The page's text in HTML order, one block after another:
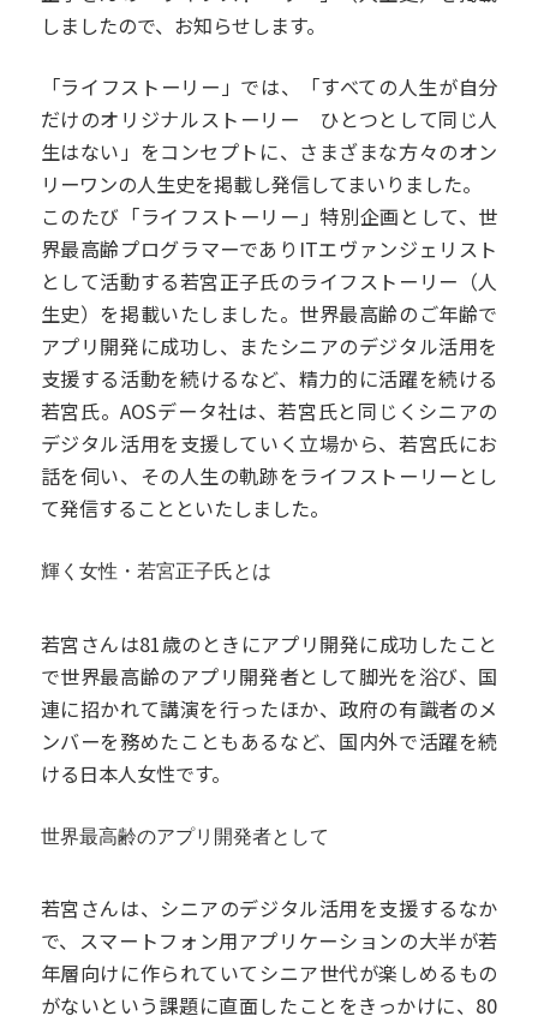
しましたので、お知らせします。
「ライフストーリー」では、「すべての人生が自分
だけのオリジナルストーリー ひとつとして同じ人
生はない」をコンセプトに、さまざまな方々のオン
リーワンの人生史を掲載し発信してまいりました。
このたび「ライフストーリー」特別企画として、世
界最高齢プログラマーでありITエヴァンジェリスト
として活動する若宮正子氏のライフストーリー（人
生史）を掲載いたしました。世界最高齢のご年齢で
アプリ開発に成功し、またシニアのデジタル活用を
支援する活動を続けるなど、精力的に活躍を続ける
若宮氏。AOSデータ社は、若宮氏と同じくシニアの
デジタル活用を支援していく立場から、若宮氏にお
話を伺い、その人生の軌跡をライフストーリーとし
て発信することといたしました。
輝く女性・若宮正子氏とは
若宮さんは81歳のときにアプリ開発に成功したこと
で世界最高齢のアプリ開発者として脚光を浴び、国
連に招かれて講演を行ったほか、政府の有識者のメ
ンバーを務めたこともあるなど、国内外で活躍を続
ける日本人女性です。
世界最高齢のアプリ開発者として
若宮さんは、シニアのデジタル活用を支援するなか
で、スマートフォン用アプリケーションの大半が若
年層向けに作られていてシニア世代が楽しめるもの
がないという課題に直面したことをきっかけに、80